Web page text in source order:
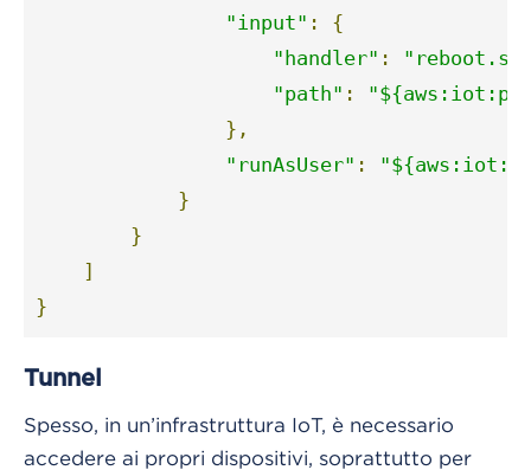
"input" :
{
"handler" :
"path" :
},
"runAsUser" :
}
}
]
}
Tunnel
Spesso, in un’infrastruttura IoT, è necessario
accedere ai propri dispositivi, soprattutto per